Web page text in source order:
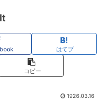
はてブ
コピー
1926.03.16